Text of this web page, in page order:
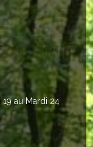
au Mardi 24